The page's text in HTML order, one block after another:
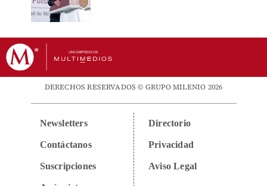
DERECHOS RESERVADOS © GRUPO MILENIO 2026
Newsletters
Contáctanos
Suscripciones
Directorio
Privacidad
Aviso Legal